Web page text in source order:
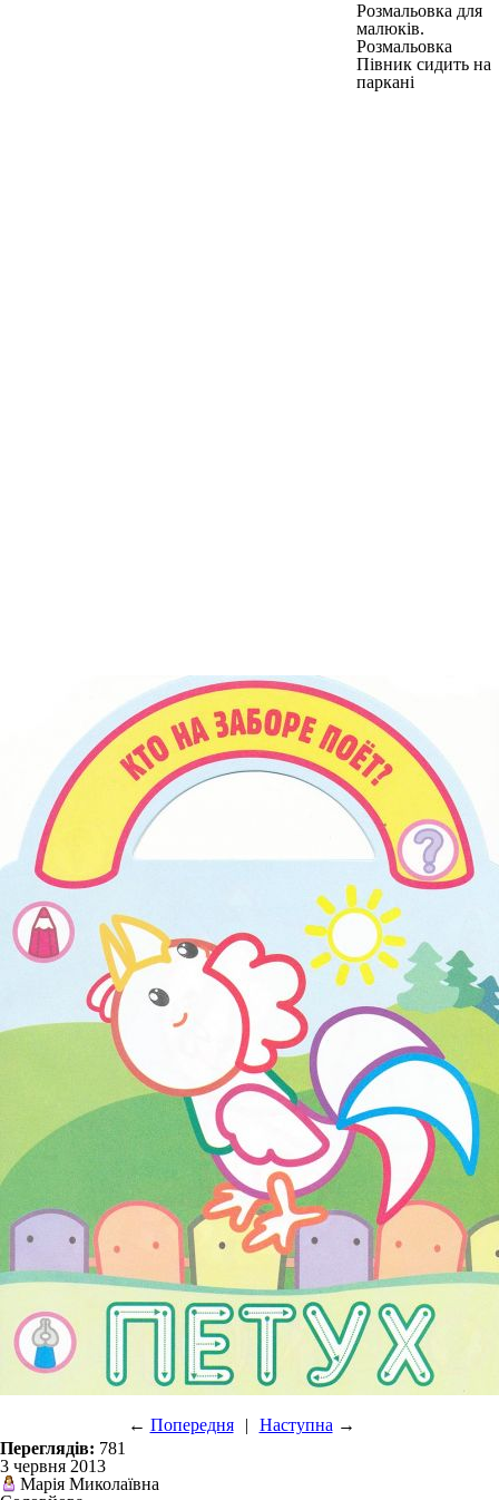
Розмальовка для
малюків.
Розмальовка
Півник сидить на
паркані
← Попередня | Наступна →
Переглядів: 781
3 червня 2013
Марія Миколаївна